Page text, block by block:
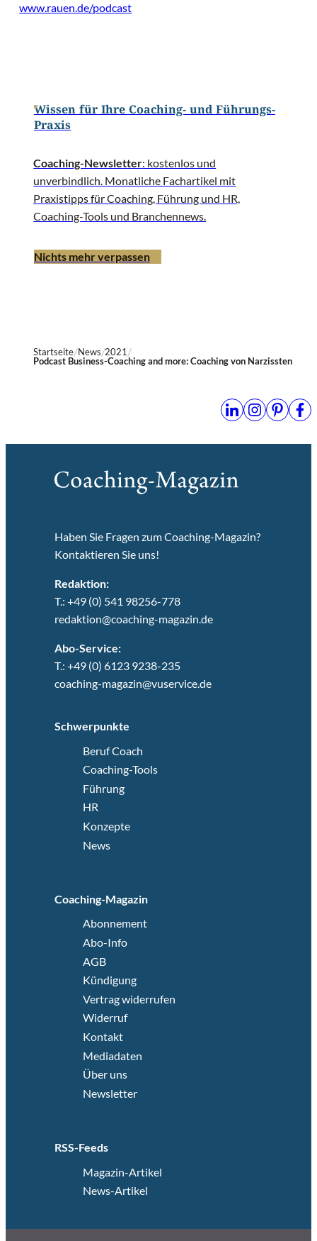
www.rauen.de/podcast
Wissen für Ihre Coaching- und Führungs-
Praxis
Coaching-Newsletter: kostenlos und
unverbindlich. Monatliche Fachartikel mit
Praxistipps für Coaching, Führung und HR,
Coaching-Tools und Branchennews.
Nichts mehr verpassen
Startseite News 2021
Podcast Business-Coaching and more: Coaching von Narzissten
Haben Sie Fragen zum Coaching-Magazin?
Kontaktieren Sie uns!
Redaktion:
T.: +49 (0) 541 98256-778
redaktion@coaching-magazin.de
Abo-Service:
T.: +49 (0) 6123 9238-235
coaching-magazin@vuservice.de
Schwerpunkte
Beruf Coach
Coaching-Tools
Führung
HR
Konzepte
News
Coaching-Magazin
Abonnement
Abo-Info
AGB
Kündigung
Vertrag widerrufen
Widerruf
Kontakt
Mediadaten
Über uns
Newsletter
RSS-Feeds
Magazin-Artikel
News-Artikel